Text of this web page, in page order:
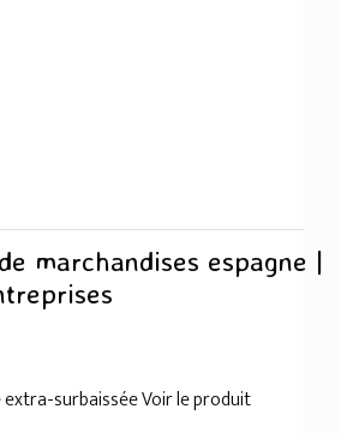
marchandises espagne |
surbaissée Voir le produit